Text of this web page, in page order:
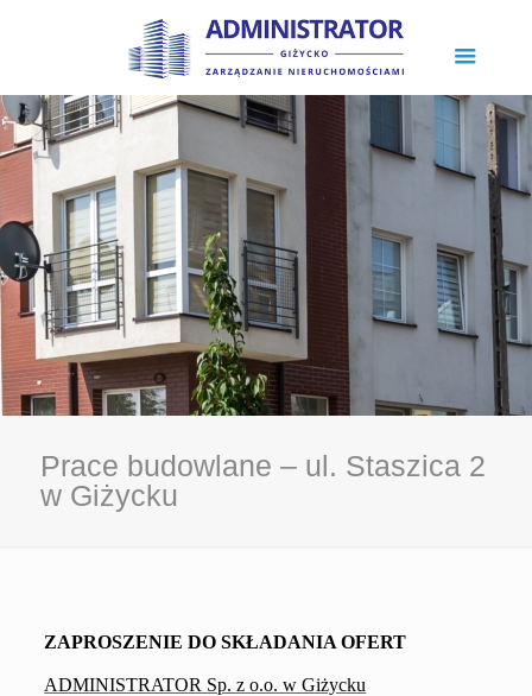
Prace budowlane – ul. Staszica 2
w Giżycku
ZAPROSZENIE DO SKŁADANIA OFERT
ADMINISTRATOR Sp. z o.o. w Giżycku